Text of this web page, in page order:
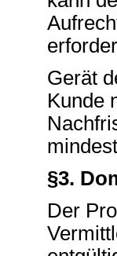
Gerät
Kunde
§3.
Der